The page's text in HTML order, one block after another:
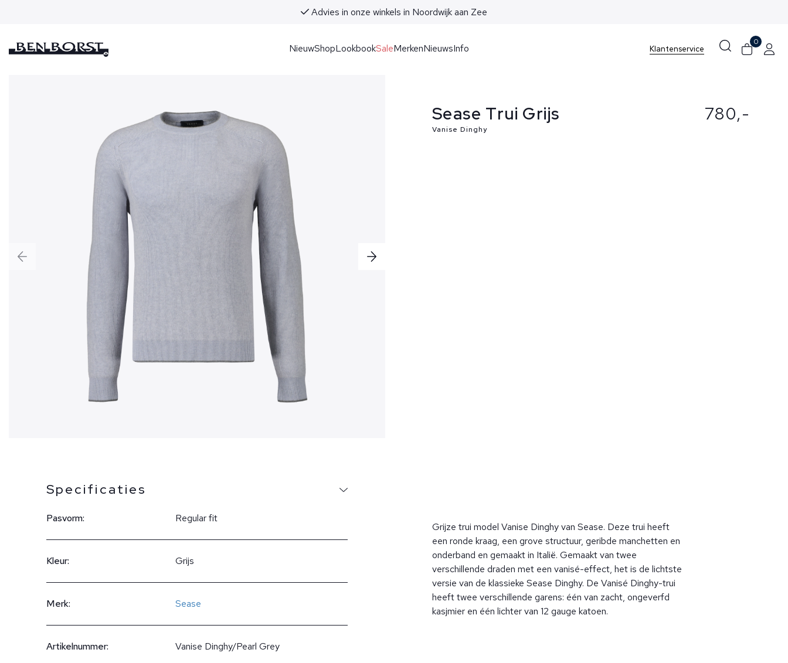
Gratis verzending vanaf €50 (NL & BE)
NieuwShopLookbookSaleMerkenNieuwsInfo Klantenservice
0
Specificaties
Pasvorm: Regular fit
Kleur: Grijs
Merk: Sease
Artikelnummer: Vanise Dinghy/Pearl Grey
Sease Trui Grijs
Vanise Dinghy
Grijze trui model Vanise Dinghy van Sease. Deze trui heeft
een ronde kraag, een grove structuur, geribde manchetten en
onderband en gemaakt in Italië. Gemaakt van twee
verschillende draden met een vanisé-effect, het is de lichtste
versie van de klassieke Sease Dinghy. De Vanisé Dinghy-trui
heeft twee verschillende garens: één van zacht, ongeverfd
kasjmier en één lichter van 12 gauge katoen.
780,-